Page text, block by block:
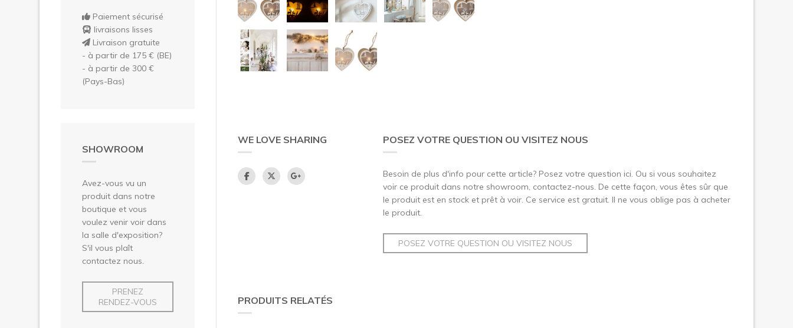
Paiement sécurisé
livraisons lisses
Livraison gratuite
- à partir de 175 € (BE)
- à partir de 300 €
(Pays-Bas)
SHOWROOM
Avez-vous vu un
produit dans notre
boutique et vous
voulez venir voir dans
la salle d'exposition?
S'il vous plaît
contactez nous.
PRENEZ
RENDEZ-VOUS
WE LOVE SHARING POSEZ VOTRE QUESTION OU VISITEZ NOUS
Besoin de plus d'info pour cette article? Posez votre question ici. Ou si vous souhaitez
voir ce produit dans notre showroom, contactez-nous. De cette façon, vous êtes sûr que
le produit est en stock et prêt à voir. Ce service est gratuit. Il ne vous oblige pas à acheter
le produit.
POSEZ VOTRE QUESTION OU VISITEZ NOUS
PRODUITS RELATÉS